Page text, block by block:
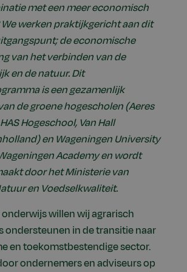
met een meer economisch
werken praktijkgericht aan dit
de economische
van het verbinden van de
en de natuur. Dit
is een gezamenlijk
de groene hogescholen (Aeres
Hogeschool, Van Hall
en Wageningen University
Academy en wordt
door het Ministerie van
en Voedselkwaliteit.
willen wij agrarisch
ondersteunen in de transitie naar
en toekomstbestendige sector.
ondernemers en adviseurs op